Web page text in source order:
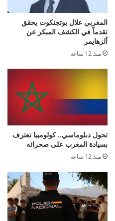
المغربي علال بوتجنكوت يحقق
تقدماً في الكشف المبكر عن
ألزهايمر
منذ 12 ساعة
تحول دبلوماسي.. كولومبيا تعترف
بسيادة المغرب على صحرائه
منذ 12 ساعة